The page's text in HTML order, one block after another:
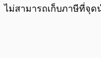
ไม่สามารถเก็บภาษีที่จุด